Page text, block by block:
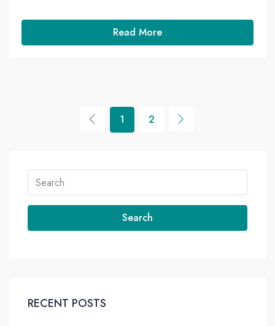
Read More
1 2
Search
RECENT POSTS